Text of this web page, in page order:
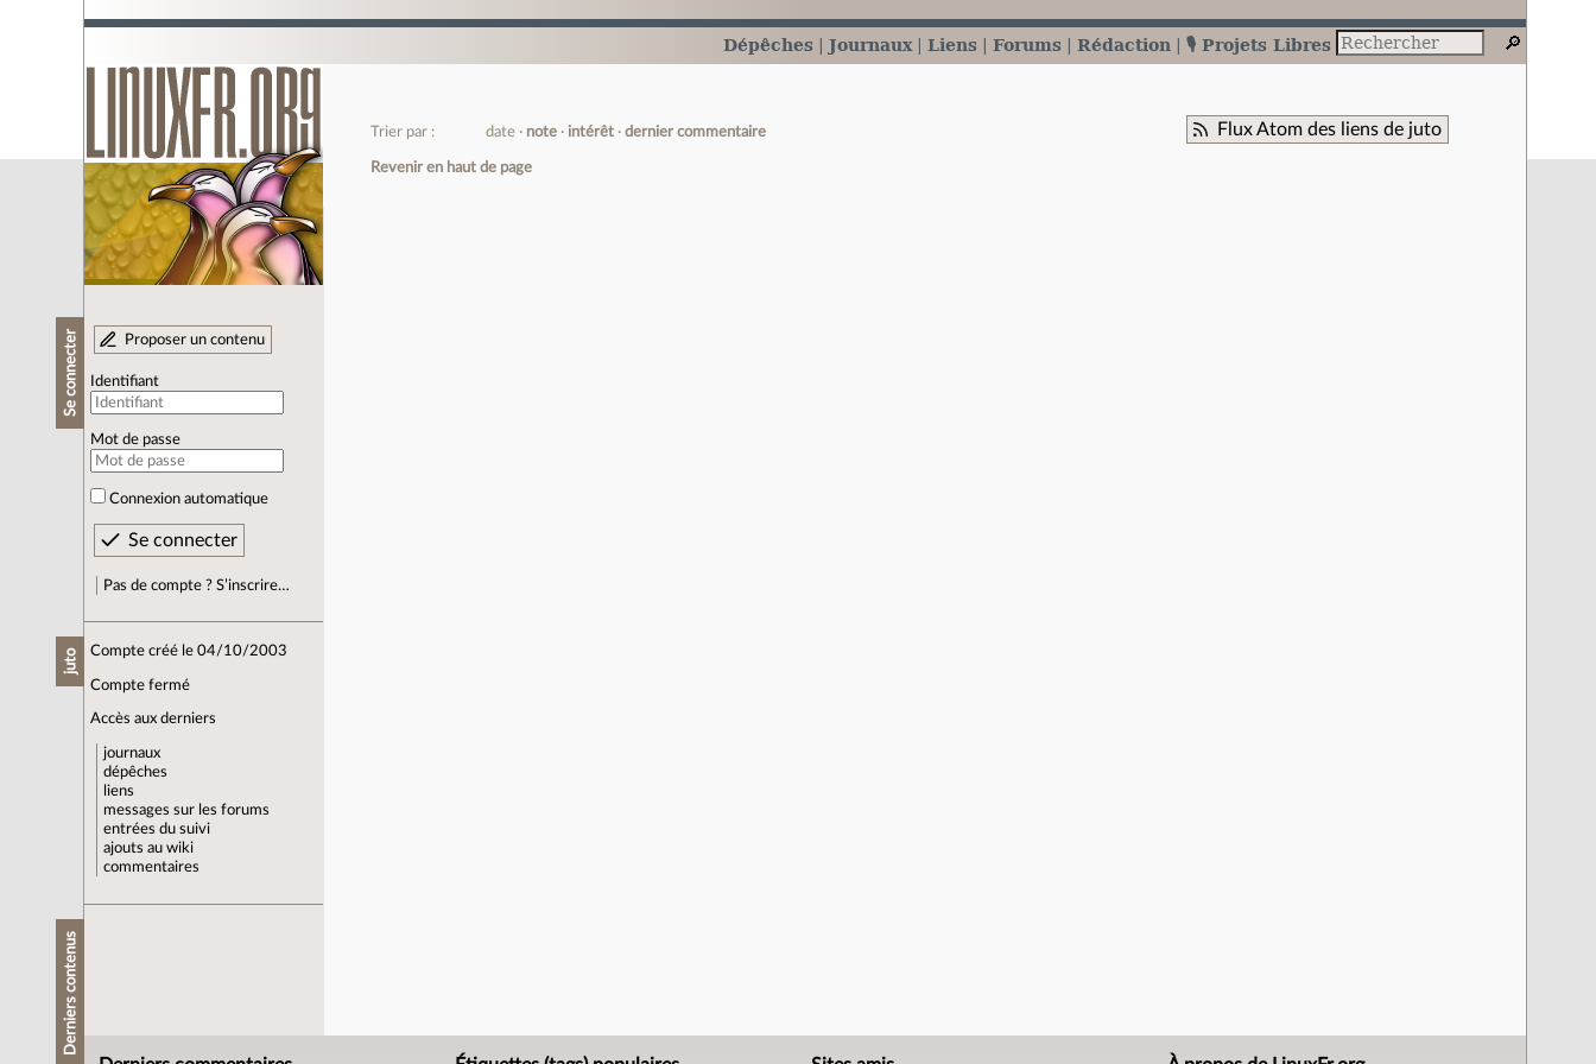
Dépêches Journaux Liens Forums Rédaction 🎙️ Projets Libres
Se connecter Proposer un contenu
Identifiant
Mot de passe
Connexion automatique
Pas de compte ? S’inscrire…
juto Compte créé le 04/10/2003
Compte fermé
Accès aux derniers
journaux
dépêches
liens
messages sur les forums
entrées du suivi
ajouts au wiki
commentaires
Derniers contenus
Flux Atom des liens de juto
Trier par : date note intérêt dernier commentaire
Revenir en haut de page